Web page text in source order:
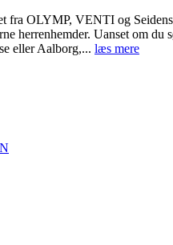
fra OLYMP, VENTI og
herrenhemder. Uanset om du
eller Aalborg,... læs mere